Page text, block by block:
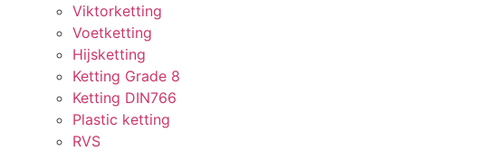
Viktorketting
Voetketting
Hijsketting
Ketting Grade 8
Ketting DIN766
Plastic ketting
RVS